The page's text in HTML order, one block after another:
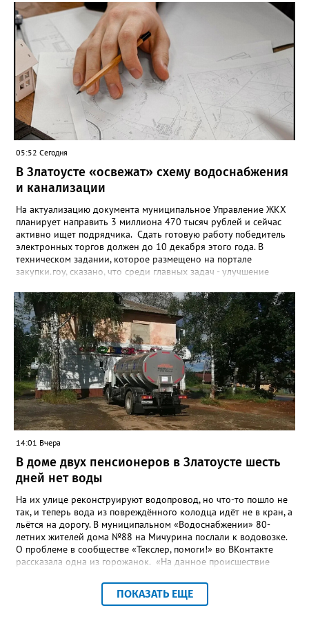
снятие. В целом не давать им взаймы сегодня просят 543 с
лишним тысячи человек. Почти 89 тысяч за это время решили
запрет отозвать. При этом, утверждают аналитики бюро,
примерно каждый пятый из тех, кто установил самозапрет,
никогда кредиты не брал, столько же погасили долги недавно,
а больше половины имеют долговые обязательства сейчас.
05:52 Сегодня
В Златоусте «освежат» схему водоснабжения
и канализации
На актуализацию документа муниципальное Управление ЖКХ
планирует направить 3 миллиона 470 тысяч рублей и сейчас
активно ищет подрядчика. Сдать готовую работу победитель
электронных торгов должен до 10 декабря этого года. В
техническом задании, которое размещено на портале
закупки.гоу, сказано, что среди главных задач - улучшение
повышение энергоэффективности систем. Кроме электронных
схем, исполнителю нужно разработать предложения по
строительству и реконструкции водоснабжения и канализации,
оценив размер вложений, а также представить перечень
бесхозных объектов и возможные сценарии развития этой
сферы городского хозяйства. В июне 2025 года
«Златоуст.инфо» сообщал о подобных торгах. Тогда цена
вопроса была почти в три раза выше - 9 миллионов 13 тысяч
486 рублей, а в списке работ была разработка электронной
системы ливнёвок.
14:01 Вчера
В доме двух пенсионеров в Златоусте шесть
дней нет воды
На их улице реконструируют водопровод, но что-то пошло не
так, и теперь вода из повреждённого колодца идёт не в кран, а
льётся на дорогу. В муниципальном «Водоснабжении» 80-
летних жителей дома №88 на Мичурина послали к водовозке.
О проблеме в сообществе «Текслер, помоги!» во ВКонтакте
рассказала одна из горожанок. «На данное происшествие
гл.инженера Шепелева А.Н. из обслуживающей организации
МУП ЗГО "Златоустовское Водоснабжение" ул. Островского, 7,
ПОКАЗАТЬ ЕЩЕ